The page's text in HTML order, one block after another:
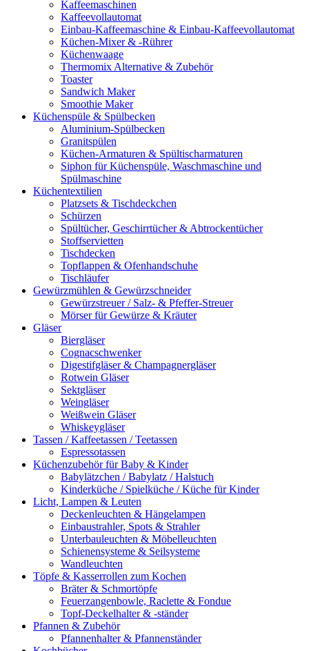
Kaffeemaschinen
Kaffeevollautomat
Einbau-Kaffeemaschine & Einbau-Kaffeevollautomat
Küchen-Mixer & -Rührer
Küchenwaage
Thermomix Alternative & Zubehör
Toaster
Sandwich Maker
Smoothie Maker
Küchenspüle & Spülbecken
Aluminium-Spülbecken
Granitspülen
Küchen-Armaturen & Spültischarmaturen
Siphon für Küchenspüle, Waschmaschine und
Spülmaschine
Küchentextilien
Platzsets & Tischdeckchen
Schürzen
Spültücher, Geschirrtücher & Abtrockentücher
Stoffservietten
Tischdecken
Topflappen & Ofenhandschuhe
Tischläufer
Gewürzmühlen & Gewürzschneider
Gewürzstreuer / Salz- & Pfeffer-Streuer
Mörser für Gewürze & Kräuter
Gläser
Biergläser
Cognacschwenker
Digestifgläser & Champagnergläser
Rotwein Gläser
Sektgläser
Weingläser
Weißwein Gläser
Whiskeygläser
Tassen / Kaffeetassen / Teetassen
Espressotassen
Küchenzubehör für Baby & Kinder
Babylätzchen / Babylatz / Halstuch
Kinderküche / Spielküche / Küche für Kinder
Licht, Lampen & Leuten
Deckenleuchten & Hängelampen
Einbaustrahler, Spots & Strahler
Unterbauleuchten & Möbelleuchten
Schienensysteme & Seilsysteme
Wandleuchten
Töpfe & Kasserrollen zum Kochen
Bräter & Schmortöpfe
Feuerzangenbowle, Raclette & Fondue
Topf-Deckelhalter & -ständer
Pfannen & Zubehör
Pfannenhalter & Pfannenständer